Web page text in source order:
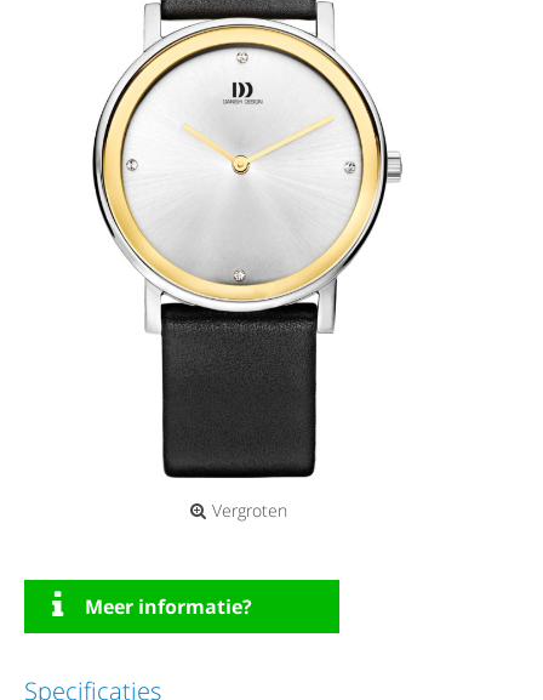
Vergroten
Meer informatie?
Specificaties